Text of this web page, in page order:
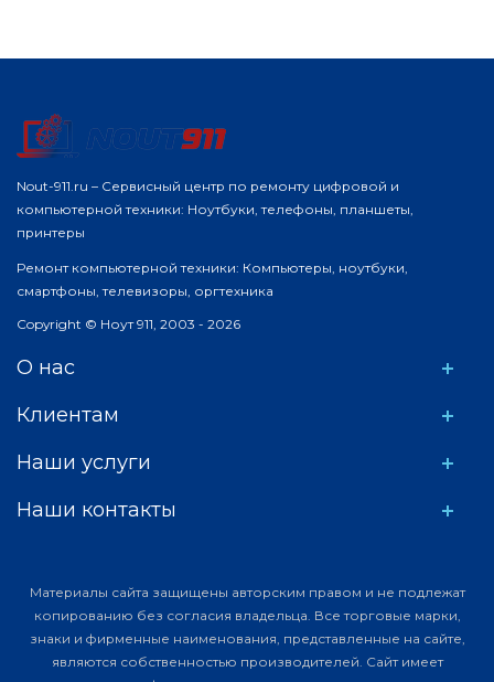
Nout-911.ru – Сервисный центр по ремонту цифровой и
компьютерной техники: Ноутбуки, телефоны, планшеты,
принтеры
Ремонт компьютерной техники: Компьютеры, ноутбуки,
смартфоны, телевизоры, оргтехника
Copyright © Ноут 911, 2003 - 2026
О нас
Клиентам
Наши услуги
Наши контакты
Материалы сайта защищены авторским правом и не подлежат
копированию без согласия владельца. Все торговые марки,
знаки и фирменные наименования, представленные на сайте,
являются собственностью производителей. Сайт имеет